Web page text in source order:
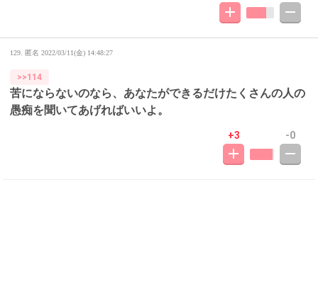
129. 匿名 2022/03/11(金) 14:48:27
>>114
苦にならないのなら、あなたができるだけたくさんの人の
愚痴を聞いてあげればいいよ。
+3 -0